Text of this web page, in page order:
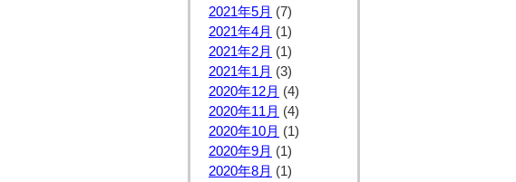
2021年5月 (7)
2021年4月 (1)
2021年2月 (1)
2021年1月 (3)
2020年12月 (4)
2020年11月 (4)
2020年10月 (1)
2020年9月 (1)
2020年8月 (1)